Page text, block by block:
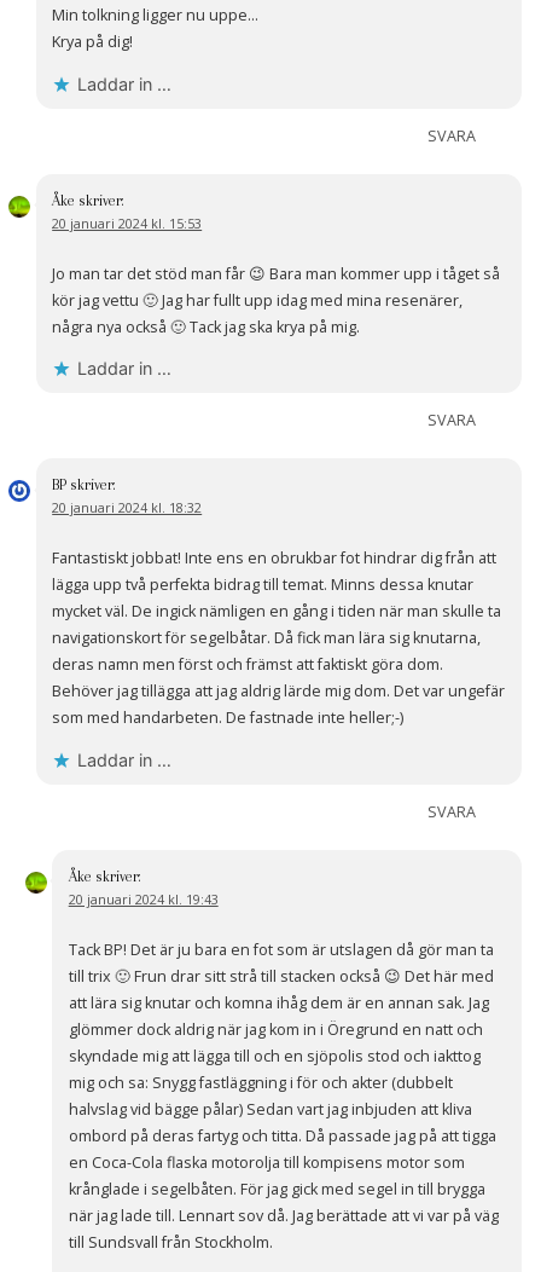
Min tolkning ligger nu uppe…
Krya på dig!
Laddar in …
SVARA
Åke skriver:
20 januari 2024 kl. 15:53
Jo man tar det stöd man får 😉 Bara man kommer upp i tåget så
kör jag vettu 🙂 Jag har fullt upp idag med mina resenärer,
några nya också 🙂 Tack jag ska krya på mig.
Laddar in …
SVARA
BP skriver:
20 januari 2024 kl. 18:32
Fantastiskt jobbat! Inte ens en obrukbar fot hindrar dig från att
lägga upp två perfekta bidrag till temat. Minns dessa knutar
mycket väl. De ingick nämligen en gång i tiden när man skulle ta
navigationskort för segelbåtar. Då fick man lära sig knutarna,
deras namn men först och främst att faktiskt göra dom.
Behöver jag tillägga att jag aldrig lärde mig dom. Det var ungefär
som med handarbeten. De fastnade inte heller;-)
Laddar in …
SVARA
Åke skriver:
20 januari 2024 kl. 19:43
Tack BP! Det är ju bara en fot som är utslagen då gör man ta
till trix 🙂 Frun drar sitt strå till stacken också 😉 Det här med
att lära sig knutar och komna ihåg dem är en annan sak. Jag
glömmer dock aldrig när jag kom in i Öregrund en natt och
skyndade mig att lägga till och en sjöpolis stod och iakttog
mig och sa: Snygg fastläggning i för och akter (dubbelt
halvslag vid bägge pålar) Sedan vart jag inbjuden att kliva
ombord på deras fartyg och titta. Då passade jag på att tigga
en Coca-Cola flaska motorolja till kompisens motor som
krånglade i segelbåten. För jag gick med segel in till brygga
när jag lade till. Lennart sov då. Jag berättade att vi var på väg
till Sundsvall från Stockholm.